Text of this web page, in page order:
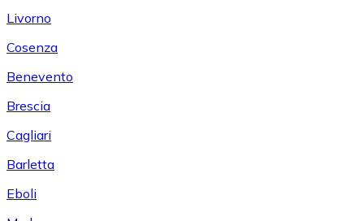
Livorno
Cosenza
Benevento
Brescia
Cagliari
Barletta
Eboli